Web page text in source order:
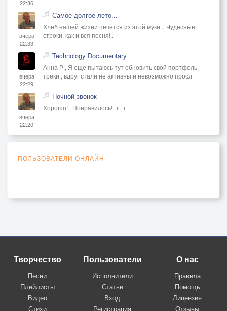
22:36
вчера
22:33
Самое долгое лето...
Хлеб нашей жизни печётся из этой муки... Чудесные
строки, как и вся песня!..
вчера
22:29
Technology Documentary
Анна Р., Я еще пытаюсь тут обновить свой портфель,
треки , вдруг стали не активны и невозможно просл
вчера
22:20
Ночной звонок
Хорошо!.. Понравилось!..+++
ПОЛЬЗОВАТЕЛИ ОНЛАЙН
Творчество
Песни
Плейлисты
Видео
Стихи
Пользователи
Исполнители
Статьи
Вход
Регистрация
О нас
Правила
Помощь
Лицензия
Отзывы